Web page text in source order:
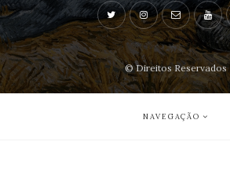
© Direitos Reservados
NAVEGAÇÃO